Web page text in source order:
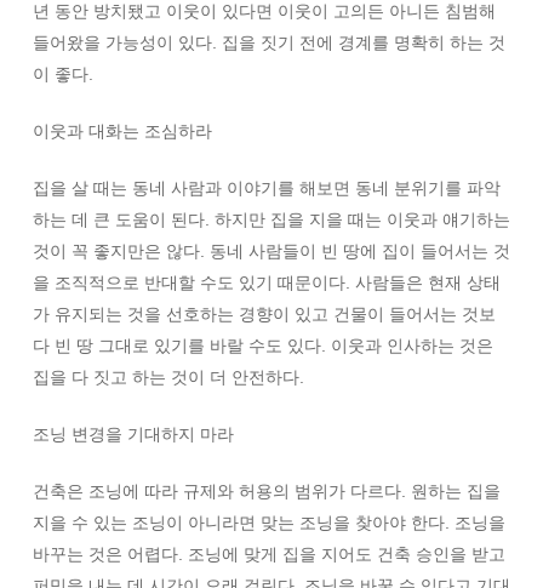
년 동안 방치됐고 이웃이 있다면 이웃이 고의든 아니든 침범해
들어왔을 가능성이 있다. 집을 짓기 전에 경계를 명확히 하는 것
이 좋다.
이웃과 대화는 조심하라
집을 살 때는 동네 사람과 이야기를 해보면 동네 분위기를 파악
하는 데 큰 도움이 된다. 하지만 집을 지을 때는 이웃과 얘기하는
것이 꼭 좋지만은 않다. 동네 사람들이 빈 땅에 집이 들어서는 것
을 조직적으로 반대할 수도 있기 때문이다. 사람들은 현재 상태
가 유지되는 것을 선호하는 경향이 있고 건물이 들어서는 것보
다 빈 땅 그대로 있기를 바랄 수도 있다. 이웃과 인사하는 것은
집을 다 짓고 하는 것이 더 안전하다.
조닝 변경을 기대하지 마라
건축은 조닝에 따라 규제와 허용의 범위가 다르다. 원하는 집을
지을 수 있는 조닝이 아니라면 맞는 조닝을 찾아야 한다. 조닝을
바꾸는 것은 어렵다. 조닝에 맞게 집을 지어도 건축 승인을 받고